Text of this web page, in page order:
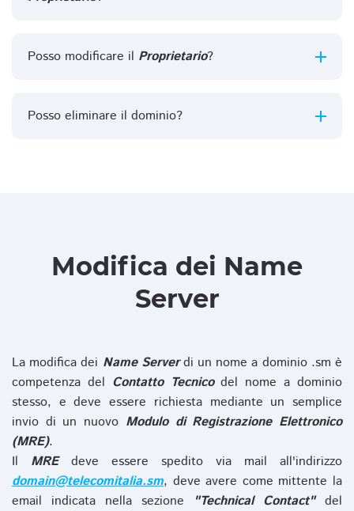
Posso modificare il Proprietario?
Posso eliminare il dominio?
Modifica dei Name
Server
La modifica dei Name Serverdi un nome a dominio .sm è
competenza del Contatto Tecnicodel nome a dominio
stesso, e deve essere richiesta mediante un semplice
invio di un nuovo Modulo di Registrazione Elettronico
(MRE).
Il MREdeve essere spedito via mail all'indirizzo
domain@telecomitalia.sm, deve avere come mittente la
email indicata nella sezione
"Technical Contact"del